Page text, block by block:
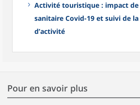
Activité touristique : impact de
sanitaire Covid-19 et suivi de
d’activité
Pour en savoir plus